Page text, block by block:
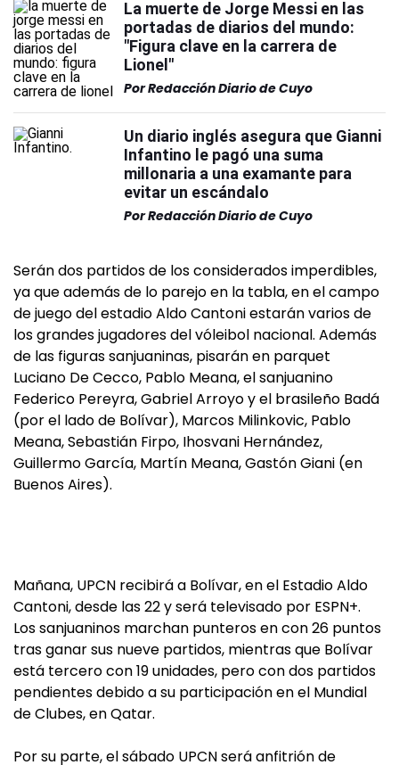
La muerte de Jorge Messi en las
portadas de diarios del mundo:
"Figura clave en la carrera de
Lionel"
PorRedacción Diario de Cuyo
Un diario inglés asegura que Gianni
Infantino le pagó una suma
millonaria a una examante para
evitar un escándalo
PorRedacción Diario de Cuyo
Serán dos partidos de los considerados imperdibles,
ya que además de lo parejo en la tabla, en el campo
de juego del estadio Aldo Cantoni estarán varios de
los grandes jugadores del vóleibol nacional. Además
de las figuras sanjuaninas, pisarán en parquet
Luciano De Cecco, Pablo Meana, el sanjuanino
Federico Pereyra, Gabriel Arroyo y el brasileño Badá
(por el lado de Bolívar), Marcos Milinkovic, Pablo
Meana, Sebastián Firpo, Ihosvani Hernández,
Guillermo García, Martín Meana, Gastón Giani (en
Buenos Aires).
Mañana, UPCN recibirá a Bolívar, en el Estadio Aldo
Cantoni, desde las 22 y será televisado por ESPN+.
Los sanjuaninos marchan punteros en con 26 puntos
tras ganar sus nueve partidos, mientras que Bolívar
está tercero con 19 unidades, pero con dos partidos
pendientes debido a su participación en el Mundial
de Clubes, en Qatar.
Por su parte, el sábado UPCN será anfitrión de